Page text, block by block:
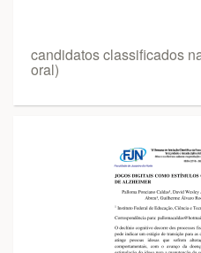
candidatos classificados
oral)